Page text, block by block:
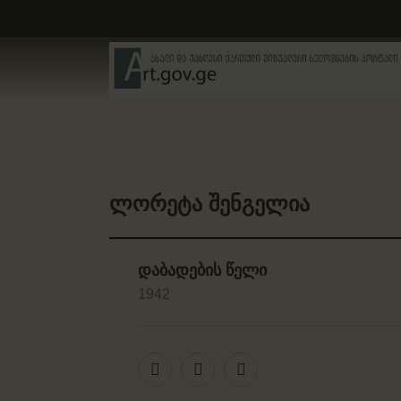
ლორეტა შენგელია
დაბადების წელი
1942